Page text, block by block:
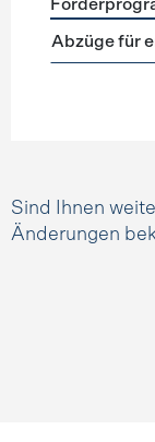
Abzüge für
Sind Ihnen
Änderungen